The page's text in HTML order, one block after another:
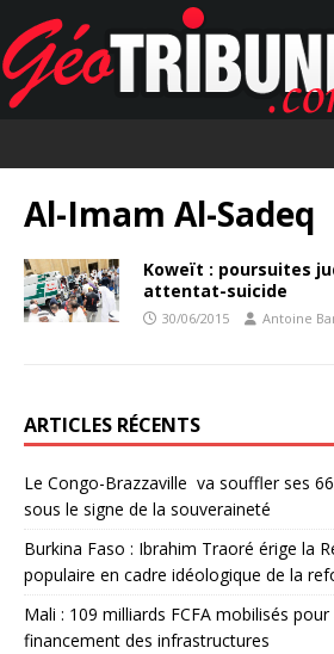
Al-Imam Al-Sadeq
Koweït : poursuites
attentat-suicide
30/06/2015 Antoine
ARTICLES RÉCENTS
Le Congo-Brazzaville va souffler ses 66
sous le signe de la souveraineté
Burkina Faso : Ibrahim Traoré érige la
populaire en cadre idéologique de la
Mali : 109 milliards FCFA mobilisés
financement des infrastructures